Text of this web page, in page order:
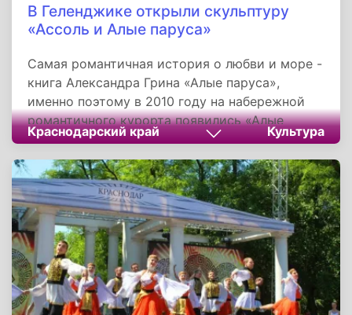
В Геленджике открыли скульптуру
«Ассоль и Алые паруса»
Самая романтичная история о любви и море -
книга Александра Грина «Алые паруса»,
именно поэтому в 2010 году на набережной
романтичного курорта появились «Алые
паруса» в море цветов на фоне прекрасной
Геленджикской бухты. Вторую часть
композиции - скульптуру красавицы Ассоль, с
надеждой всматривающейся в морскую даль
открыли 3 июня 2011 года.
Краснодарский край Культура